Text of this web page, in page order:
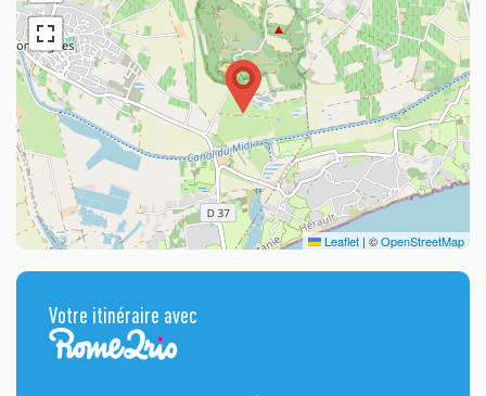
Leaflet | ©OpenStreetMap
Votre itinéraire avec